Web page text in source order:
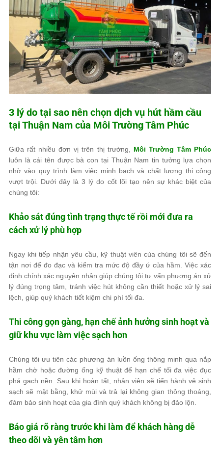
3 lý do tại sao nên chọn dịch vụ hút hầm cầu
tại Thuận Nam của Môi Trường Tâm Phúc
Giữa rất nhiều đơn vị trên thị trường, Môi Trường Tâm Phúc
luôn là cái tên được bà con tại Thuận Nam tin tưởng lựa chọn
nhờ vào quy trình làm việc minh bạch và chất lượng thi công
vượt trội. Dưới đây là 3 lý do cốt lõi tạo nên sự khác biệt của
chúng tôi:
Khảo sát đúng tình trạng thực tế rồi mới đưa ra
cách xử lý phù hợp
Ngay khi tiếp nhận yêu cầu, kỹ thuật viên của chúng tôi sẽ đến
tận nơi để đo đạc và kiểm tra mức độ đầy ứ của hầm. Việc xác
định chính xác nguyên nhân giúp chúng tôi tư vấn phương án xử
lý đúng trọng tâm, tránh việc hút không cần thiết hoặc xử lý sai
lệch, giúp quý khách tiết kiệm chi phí tối đa.
Thi công gọn gàng, hạn chế ảnh hưởng sinh hoạt và
giữ khu vực làm việc sạch hơn
Chúng tôi ưu tiên các phương án luồn ống thông minh qua nắp
hầm chờ hoặc đường ống kỹ thuật để hạn chế tối đa việc đục
phá gạch nền. Sau khi hoàn tất, nhân viên sẽ tiến hành vệ sinh
sạch sẽ mặt bằng, khử mùi và trả lại không gian thông thoáng,
đảm bảo sinh hoạt của gia đình quý khách không bị đảo lộn.
Báo giá rõ ràng trước khi làm để khách hàng dễ
theo dõi và yên tâm hơn